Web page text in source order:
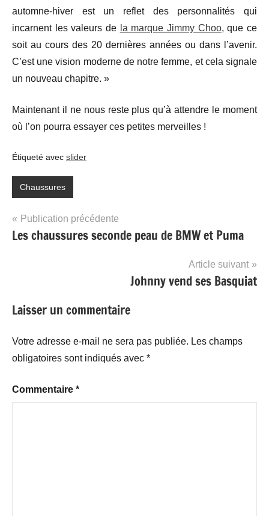
automne-hiver est un reflet des personnalités qui
incarnent les valeurs de la marque Jimmy Choo, que ce
soit au cours des 20 dernières années ou dans l’avenir.
C’est une vision moderne de notre femme, et cela signale
un nouveau chapitre. »
Maintenant il ne nous reste plus qu’à attendre le moment
où l’on pourra essayer ces petites merveilles !
Étiqueté avec slider
Chaussures
Navigation
de
Publication précédente
Les chaussures seconde peau de BMW et Puma
Article suivant
Johnny vend ses Basquiat
Laisser un commentaire
Votre adresse e-mail ne sera pas publiée. Les champs
obligatoires sont indiqués avec *
Commentaire *